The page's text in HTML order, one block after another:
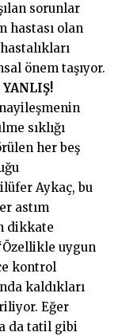
sorunlar
hastası olan
önem taşıyor.
sıklığı
her beş
Aykaç, bu
astım
dikkate
uygun
kontrol
kaldıkları
Eğer
da tatil gibi